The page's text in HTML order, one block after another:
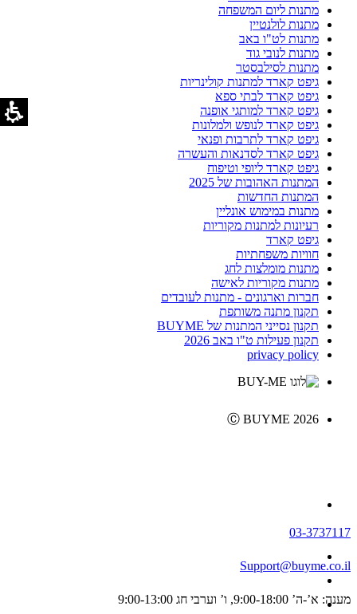
מתנות ליום המשפחה
מתנות לולנטיין
מתנות לט"ו באב
מתנות לנובי גוד
מתנות לסילבסטר
גיפט קארד למתנות קולינריות
גיפט קארד לבתי ספא
גיפט קארד למותגי אופנה
גיפט קארד לנופש ולמלונות
גיפט קארד לתרבות ופנאי
גיפט קארד לסדנאות והעשרה
גיפט קארד ליופי וטיפוח
המתנות האהובות של 2025
המתנות החדשות
מתנות במימוש אונליין
רעיונות למתנות מקוריות
גיפט קארד
חוויות משפחתיות
מתנות מומלצות לחג
מתנות מקוריות לאישה
חברות וארגונים - מתנות לעובדים
תקנון מתנה משותפת
תקנון נסייני המתנות של BUYME
תקנון פעילות ט"ו באב 2026
privacy policy
Ⓒ BUYME 2026
03-3737117
Support@buyme.co.il
מענה: א’-ה’ 9:00-18:00, ו’ וערבי חג 9:00-13:00